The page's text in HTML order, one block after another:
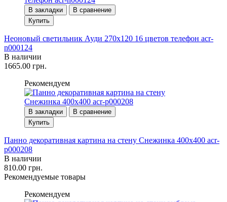
В закладки
В сравнение
Купить
Неоновый светильник Ауди 270х120 16 цветов телефон acr-
n000124
В наличии
1665.00 грн.
Рекомендуем
В закладки
В сравнение
Купить
Панно декоративная картина на стену Снежинка 400х400 acr-
p000208
В наличии
810.00 грн.
Рекомендуемые товары
Рекомендуем